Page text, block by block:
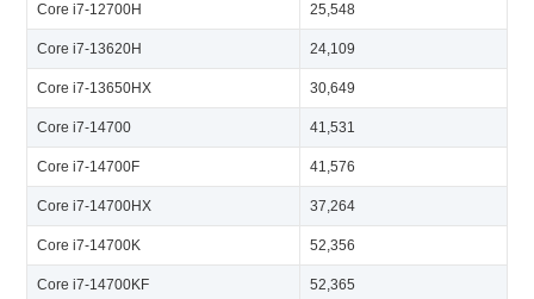
Core i7-12700H 25,548
Core i7-13620H 24,109
Core i7-13650HX 30,649
Core i7-14700 41,531
Core i7-14700F 41,576
Core i7-14700HX 37,264
Core i7-14700K 52,356
Core i7-14700KF 52,365